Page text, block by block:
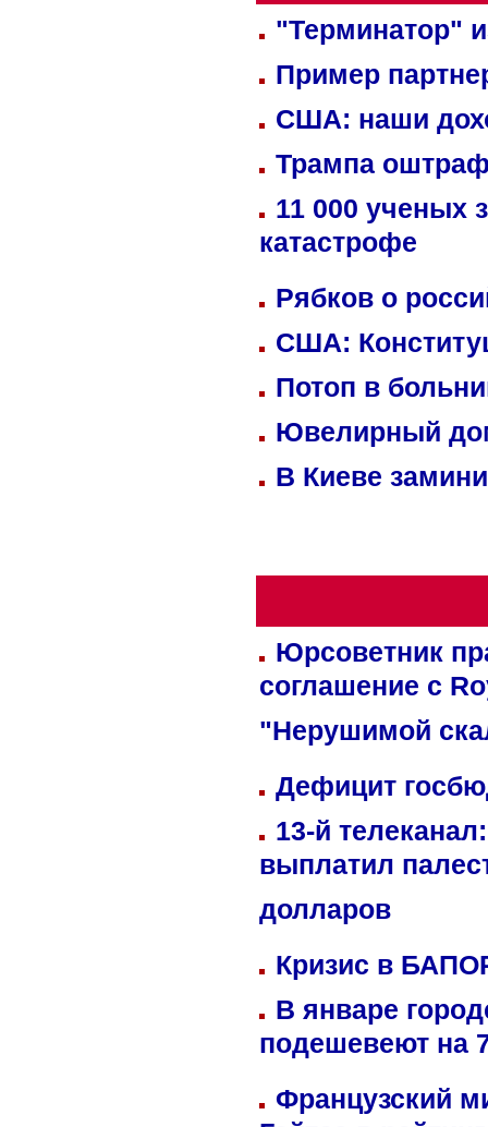
"Терминатор"
Пример
США: наши
Трампа
11 000 ученых
катастрофе
Рябков о
США:
Потоп в
Ювелирный
В Киеве
Юрсоветник
соглашение с
"Нерушимой
Дефицит
13-й
выплатил
долларов
Кризис в
В январе
подешевеют на
Французский